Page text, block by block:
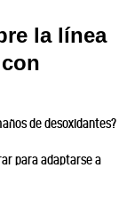
la línea
de desoxidantes?
para adaptarse a